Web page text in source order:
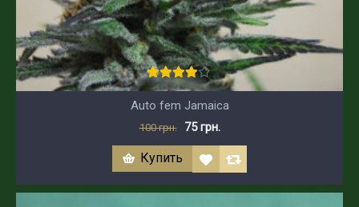
Auto fem Jamaica
100 грн. 75 грн.
Купить